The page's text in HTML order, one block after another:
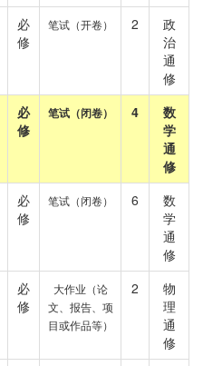
必
修
笔试（开卷） 2
政
治
通
修
必
修
笔试（闭卷） 4
数
学
通
修
必
修
笔试（闭卷） 6
数
学
通
修
必
修
大作业（论
文、报告、项
目或作品等）
2
物
理
通
修